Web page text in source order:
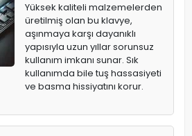
Yüksek kaliteli malzemelerden
üretilmiş olan bu klavye,
aşınmaya karşı dayanıklı
yapısıyla uzun yıllar sorunsuz
kullanım imkanı sunar. Sık
kullanımda bile tuş hassasiyeti
ve basma hissiyatını korur.